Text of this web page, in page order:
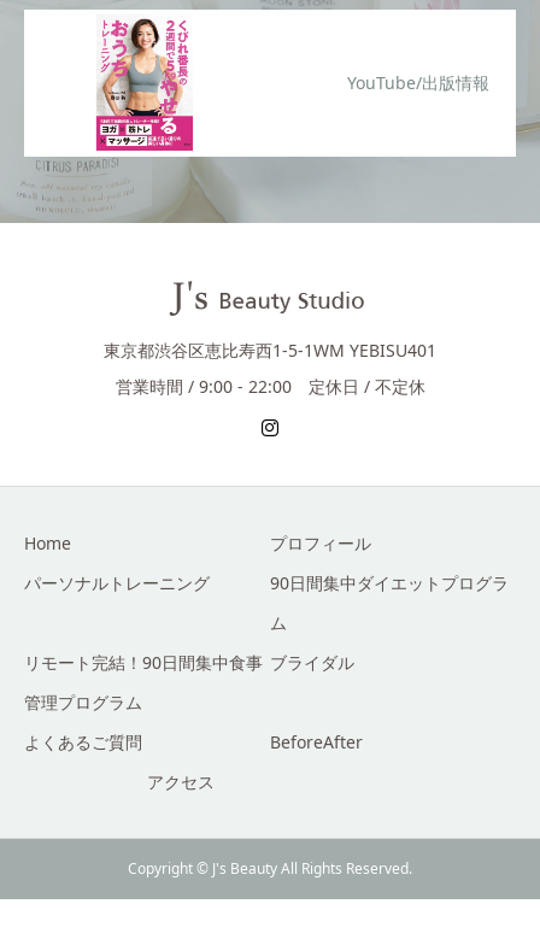
YouTube/出版情報
東京都渋谷区恵比寿西1-5-1WM YEBISU401
営業時間 / 9:00 - 22:00 定休日 / 不定休
Home
プロフィール
パーソナルトレーニング
90日間集中ダイエットプログラ
ム
リモート完結！90日間集中食事
管理プログラム
ブライダル
よくあるご質問
BeforeAfter
アクセス
Copyright © J's Beauty All Rights Reserved.